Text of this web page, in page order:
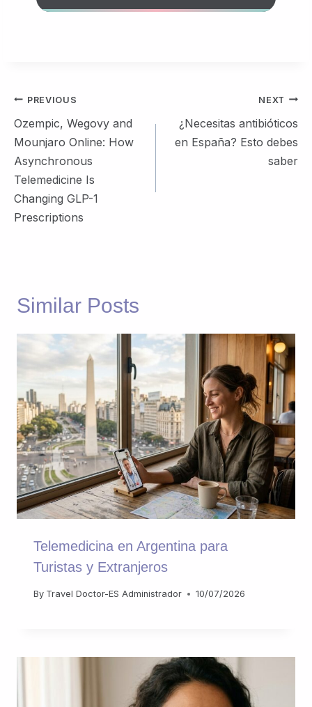
Post
navigation
PREVIOUS
Ozempic, Wegovy and
Mounjaro Online: How
Asynchronous
Telemedicine Is
Changing GLP-1
Prescriptions
NEXT
¿Necesitas antibióticos
en España? Esto debes
saber
Similar Posts
Telemedicina en Argentina para
Turistas y Extranjeros
By Travel Doctor-ES Administrador 10/07/2026